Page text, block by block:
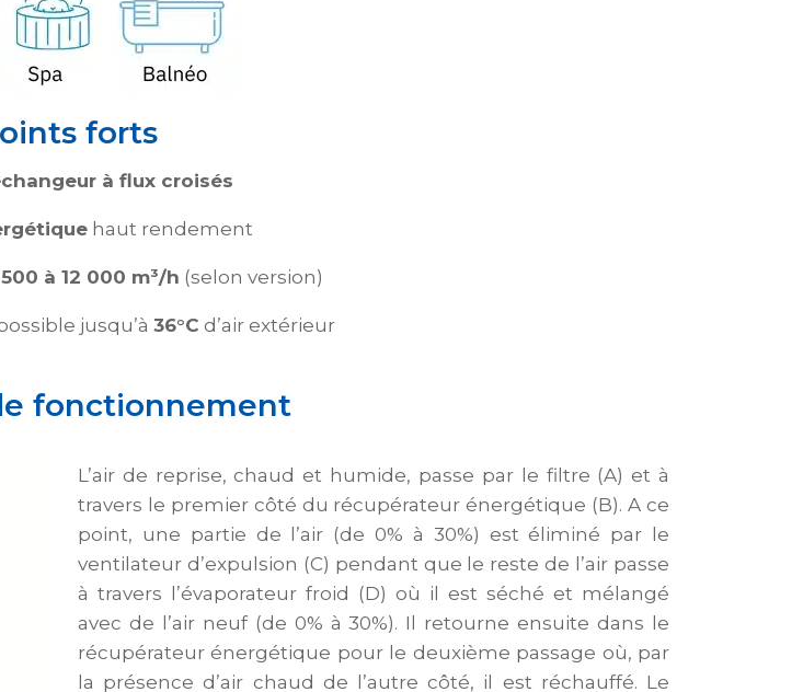
forts
à flux croisés
haut rendement
500 à 12 000 m³/h (selon version)
jusqu’à 36°C d’air extérieur
fonctionnement
L’air de reprise, chaud et humide, passe par le filtre (A) et à
travers le premier côté du récupérateur énergétique (B). A ce
point, une partie de l’air (de 0% à 30%) est éliminé par le
ventilateur d’expulsion (C) pendant que le reste de l’air passe
à travers l’évaporateur froid (D) où il est séché et mélangé
avec de l’air neuf (de 0% à 30%). Il retourne ensuite dans le
récupérateur énergétique pour le deuxième passage où, par
la présence d’air chaud de l’autre côté, il est réchauffé. Le